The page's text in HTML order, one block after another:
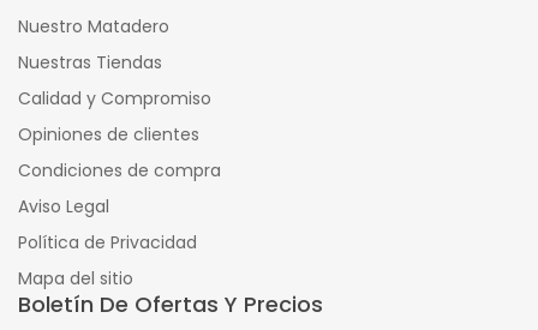
Nuestro Matadero
Nuestras Tiendas
Calidad y Compromiso
Opiniones de clientes
Condiciones de compra
Aviso Legal
Política de Privacidad
Mapa del sitio
Boletín De Ofertas Y Precios